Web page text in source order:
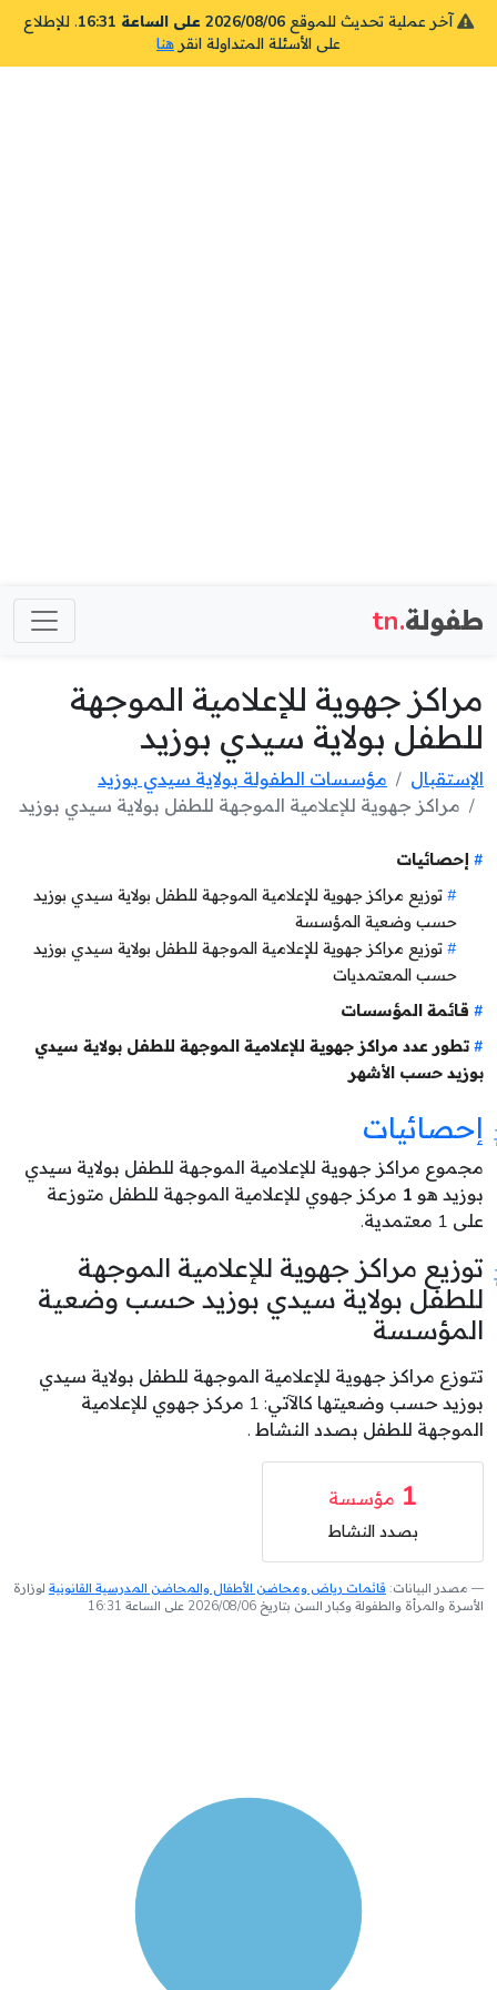
آخر عملية تحديث للموقع 2026/08/06 على الساعة 16:31
. للإطلاع
على الأسئلة المتداولة انقر هنا
طفولة.tn
مراكز جهوية للإعلامية الموجهة
للطفل بولاية سيدي بوزيد
الإستقبال
مؤسسات الطفولة بولاية سيدي بوزيد
مراكز جهوية للإعلامية الموجهة للطفل بولاية سيدي بوزيد
إحصائيات
توزيع مراكز جهوية للإعلامية الموجهة للطفل بولاية سيدي بوزيد
حسب وضعية المؤسسة
توزيع مراكز جهوية للإعلامية الموجهة للطفل بولاية سيدي بوزيد
حسب المعتمديات
قائمة المؤسسات
تطور عدد مراكز جهوية للإعلامية الموجهة للطفل بولاية سيدي
بوزيد حسب الأشهر
إحصائيات
مجموع مراكز جهوية للإعلامية الموجهة للطفل بولاية سيدي
بوزيد هو 1 مركز جهوي للإعلامية الموجهة للطفل متوزعة
على 1 معتمدية.
توزيع مراكز جهوية للإعلامية الموجهة
للطفل بولاية سيدي بوزيد حسب وضعية
المؤسسة
تتوزع مراكز جهوية للإعلامية الموجهة للطفل بولاية سيدي
بوزيد حسب وضعيتها كالآتي: 1 مركز جهوي للإعلامية
الموجهة للطفل بصدد النشاط .
1 مؤسسة
بصدد النشاط
مصدر البيانات: قائمات رياض ومحاضن الأطفال والمحاضن المدرسية القانونية لوزارة
الأسرة والمرأة والطفولة وكبار السن بتاريخ 2026/08/06 على الساعة 16:31